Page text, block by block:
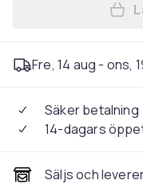
Fre, 14 aug - ons,
Säker betalning
14-dagars
Säljs och